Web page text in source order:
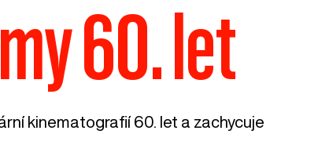
60. let
kinematografií 60. let a zachycuje